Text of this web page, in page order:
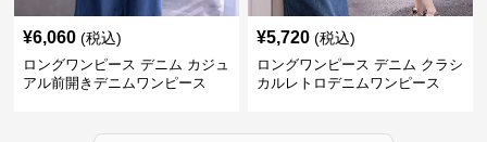
¥6,060 (税込)
ロングワンピース デニム カジュ
アル前開きデニムワンピース
¥5,720 (税込)
ロングワンピース デニム クラシ
カルレトロデニムワンピース